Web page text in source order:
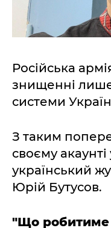
Російська
знищенні
системи
З таким
своєму акаунті
український
Юрій Бутусов.
"Що робитиме